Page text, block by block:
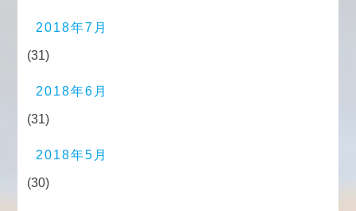
2018年7月
(31)
2018年6月
(31)
2018年5月
(30)